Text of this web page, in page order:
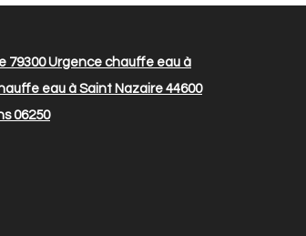
79300Urgence chauffe eau à
eau à Saint Nazaire 44600
06250